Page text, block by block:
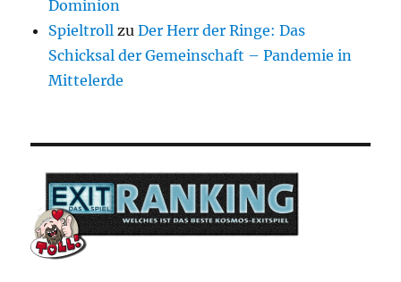
Dominion
Spieltroll zuDer Herr der Ringe: Das
Schicksal der Gemeinschaft – Pandemie in
Mittelerde